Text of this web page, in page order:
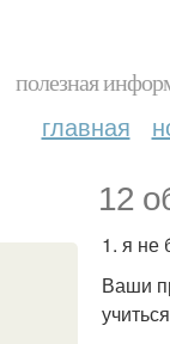
полезная
главная
12
1. я не
Ваши